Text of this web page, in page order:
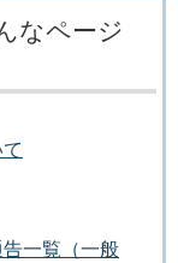
なページ
一覧（一般